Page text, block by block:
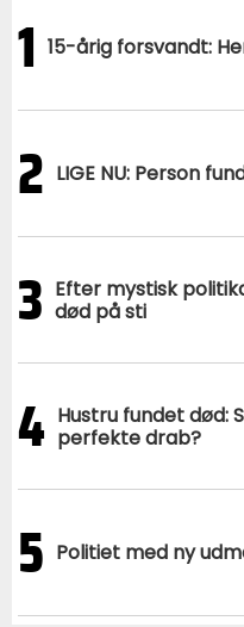
1 15-årig forsvandt:
2 LIGE NU: Person
3 Efter mystisk
død på sti
4 Hustru fundet død:
perfekte drab?
5 Politiet med ny